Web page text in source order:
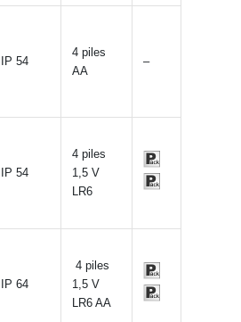
IP 54
4 piles
AA
–
IP 54
4 piles
1,5 V
LR6
IP 64
4 piles
1,5 V
LR6 AA